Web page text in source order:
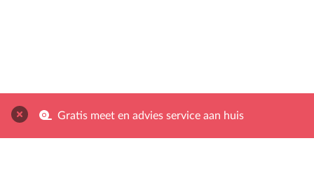
Gratis meet en advies service aan huis